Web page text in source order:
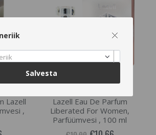
Lazell
,
Lazell Eau De Parfum
Liberated For Women,
Parfüümvesi , 100 ml
Salvesta